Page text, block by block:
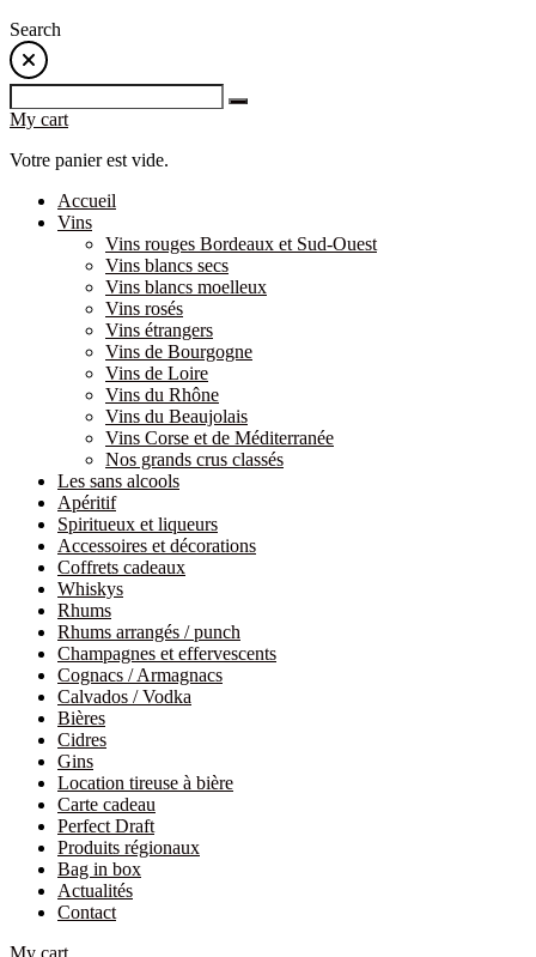
Search
My cart
Votre panier est vide.
Accueil
Vins
Vins rouges Bordeaux et Sud-Ouest
Vins blancs secs
Vins blancs moelleux
Vins rosés
Vins étrangers
Vins de Bourgogne
Vins de Loire
Vins du Rhône
Vins du Beaujolais
Vins Corse et de Méditerranée
Nos grands crus classés
Les sans alcools
Apéritif
Spiritueux et liqueurs
Accessoires et décorations
Coffrets cadeaux
Whiskys
Rhums
Rhums arrangés / punch
Champagnes et effervescents
Cognacs / Armagnacs
Calvados / Vodka
Bières
Cidres
Gins
Location tireuse à bière
Carte cadeau
Perfect Draft
Produits régionaux
Bag in box
Actualités
Contact
My cart